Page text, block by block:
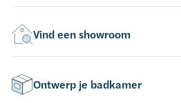
Vind een showroom
Ontwerp je badkamer